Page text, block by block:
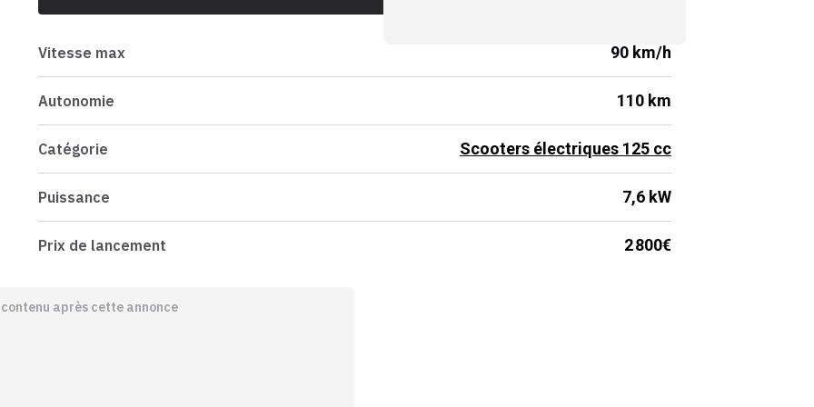
Vitesse max 90 km/h
Autonomie 110 km
Catégorie Scooters électriques 125 cc
Puissance 7,6 kW
Prix de lancement 2 800€
après cette annonce